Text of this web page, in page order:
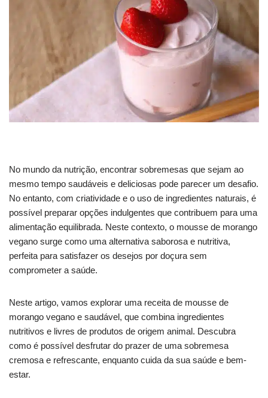
No mundo da nutrição, encontrar sobremesas que sejam ao
mesmo tempo saudáveis e deliciosas pode parecer um desafio.
No entanto, com criatividade e o uso de ingredientes naturais, é
possível preparar opções indulgentes que contribuem para uma
alimentação equilibrada. Neste contexto, o mousse de morango
vegano surge como uma alternativa saborosa e nutritiva,
perfeita para satisfazer os desejos por doçura sem
comprometer a saúde.
Neste artigo, vamos explorar uma receita de mousse de
morango vegano e saudável, que combina ingredientes
nutritivos e livres de produtos de origem animal. Descubra
como é possível desfrutar do prazer de uma sobremesa
cremosa e refrescante, enquanto cuida da sua saúde e bem-
estar.